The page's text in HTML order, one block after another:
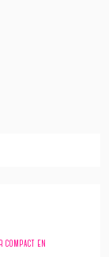
compact en